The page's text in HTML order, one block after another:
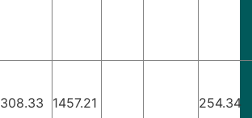
308.33 1457.21 254.34